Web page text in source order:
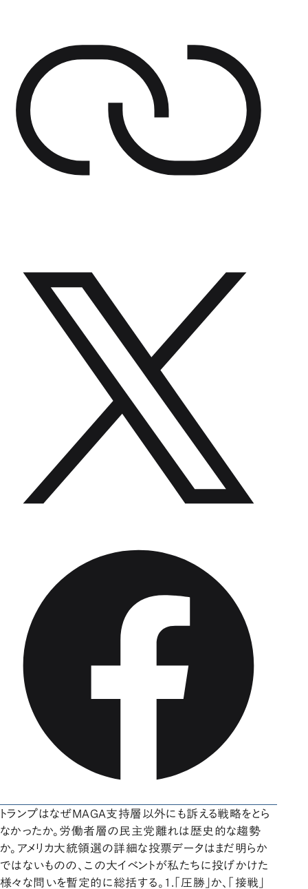
トランプはなぜMAGA支持層以外にも訴える戦略をとら
なかったか。労働者層の民主党離れは歴史的な趨勢
か。アメリカ大統領選の詳細な投票データはまだ明らか
ではないものの、この大イベントが私たちに投げかけた
様々な問いを暫定的に総括する。1.「圧勝」か、「接戦」